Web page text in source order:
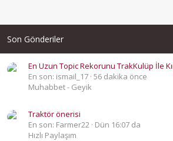
Son Gönderiler
En Uzun Topic Rekorunu TrakKulüp İle
En son: ismail_17 56 dakika önce
Muhabbet - Geyik
Traktör önerisi
En son: Farmer22 Dün 16:07 da
Hızlı Paylaşım